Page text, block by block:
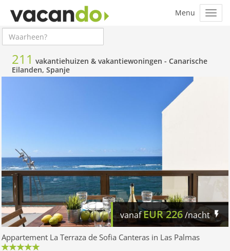
211 vakantiehuizen & vakantiewoningen - Canarische
Eilanden, Spanje
vanafEUR226/nacht
Appartement La Terraza de Sofia Canteras in Las Palmas